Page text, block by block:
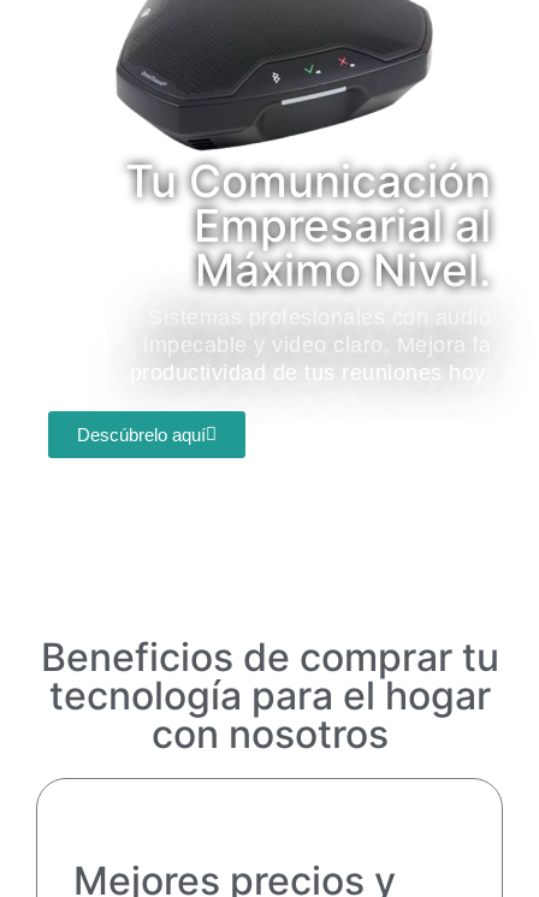
Tu Comunicación
Empresarial al
Máximo Nivel.
Sistemas profesionales con audio
impecable y video claro. Mejora la
productividad de tus reuniones hoy.
Descúbrelo aquí
Beneficios de comprar tu
tecnología para el hogar
con nosotros
Mejores precios y